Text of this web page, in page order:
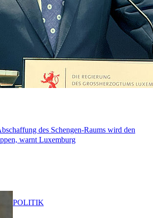
des Schengen-Raums wird den
warnt Luxemburg
POLITIK